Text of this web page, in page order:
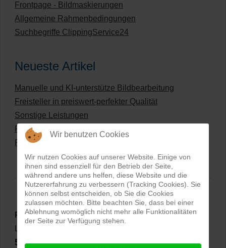
Frontpage - Bildmaskierungen
Allgemeine Rahmenbedingungen
Suchbegriffe ClippingService24
Neueste Artikel
Manuelle und KI-unterstütze Bildbearbeitung
Freisteller in preiswert-perfekter Qualität
Sonstige Leistungen
Produkte umfärben
Preisliste für digitale Bildbearbeitung
PRO-ducto GmbH, Fotografie und Bildbearbeitung in
5,0⭐⭐⭐⭐⭐bei144 Google-Rezensionen (Stand
Wir benutzen Cookies
Wir nutzen Cookies auf unserer Website. Einige von
ihnen sind essenziell für den Betrieb der Seite,
während andere uns helfen, diese Website und die
Nutzererfahrung zu verbessern (Tracking Cookies). Sie
können selbst entscheiden, ob Sie die Cookies
zulassen möchten. Bitte beachten Sie, dass bei einer
Ablehnung womöglich nicht mehr alle Funktionalitäten
der Seite zur Verfügung stehen.